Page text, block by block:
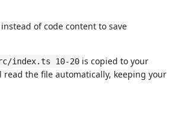
of code content to save
index.ts 10-20 is copied to your
the file automatically, keeping your